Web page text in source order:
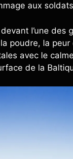
aux
l’une
poudre, la
avec le
de la